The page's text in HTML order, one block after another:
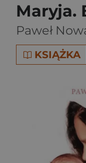
Maryja.
Paweł
KSIĄŻKA